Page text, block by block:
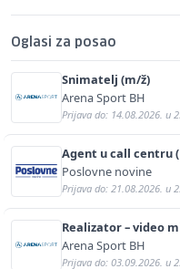
Oglasi za posao
Snimatelj (m/ž)
Arena Sport BH
Prijava do: 14.08.2026. u
Agent u call centru
Poslovne novine
Prijava do: 21.08.2026. u
Realizator – video
Arena Sport BH
Prijava do: 03.09.2026. u